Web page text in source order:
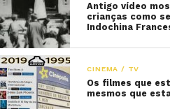
Antigo vídeo
crianças como
Indochina
CINEMA / TV
Os filmes que
mesmos que